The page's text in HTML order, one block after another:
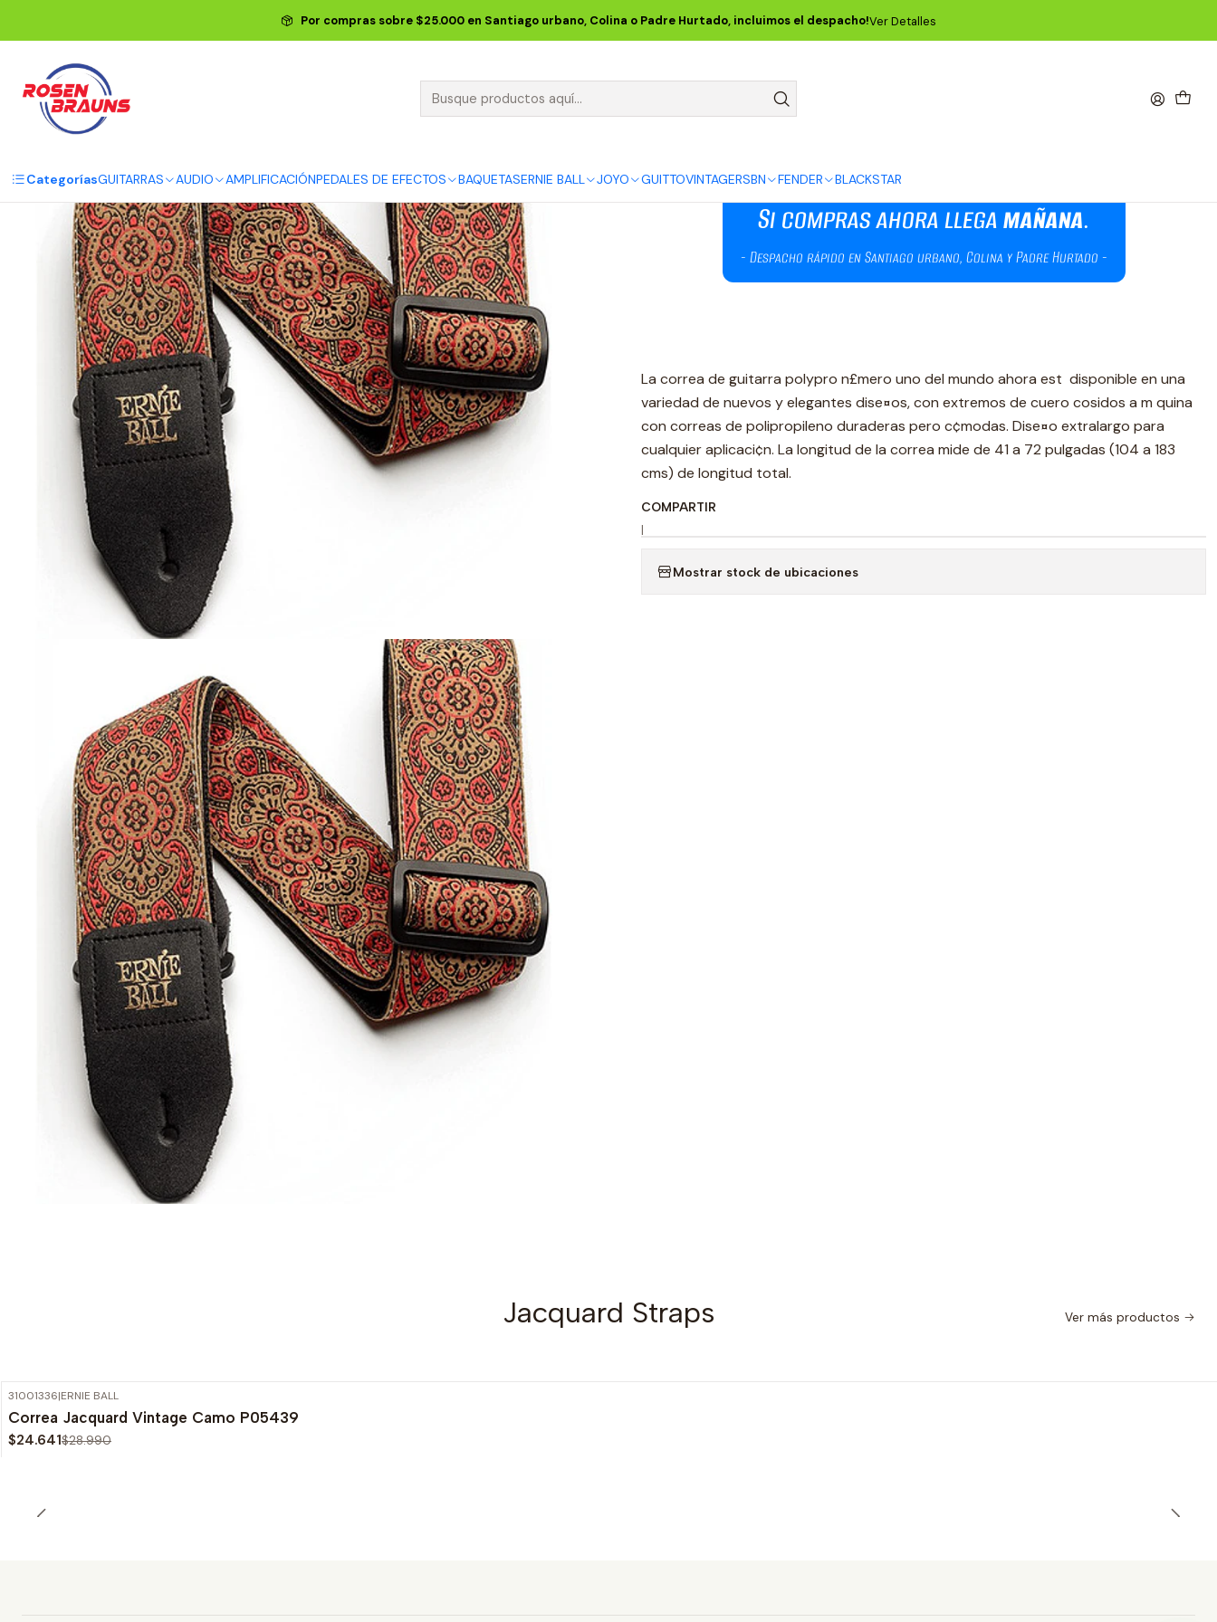
CategoríasGUITARRAS AUDIO AMPLIFICACIÓNPEDALES DE EFECTOS BAQUETASERNIE BALL JOYO GUITTOVINTAGERSBN FENDER BLACKSTAR
Por compras sobre $25.000 en Santiago urbano, Colina o Padre Hurtado, incluimos el despacho!Ver Detalles
Inicio ERNIE BALL CORREAS ERNIE BALL Jacquard Straps Correa Jacquard Crimson Paisley P04162
Correa Jacquard Crimson Paisley P04162
La correa de guitarra polypro n£mero uno del mundo ahora est disponible en una
variedad de nuevos y elegantes dise¤os, con extremos de cuero cosidos a m quina
con correas de polipropileno duraderas pero c¢modas. Dise¤o extralargo para
cualquier aplicaci¢n. La longitud de la correa mide de 41 a 72 pulgadas (104 a 183
cms) de longitud total.
COMPARTIR
|
Mostrar stock de ubicaciones
Jacquard Straps Ver más productos
OFF
31001336|ERNIE BALL
Correa Jacquard Vintage Camo P05439
$24.641$28.990